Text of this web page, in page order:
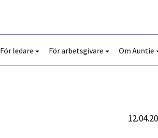
För ledare För arbetsgivare Om Auntie